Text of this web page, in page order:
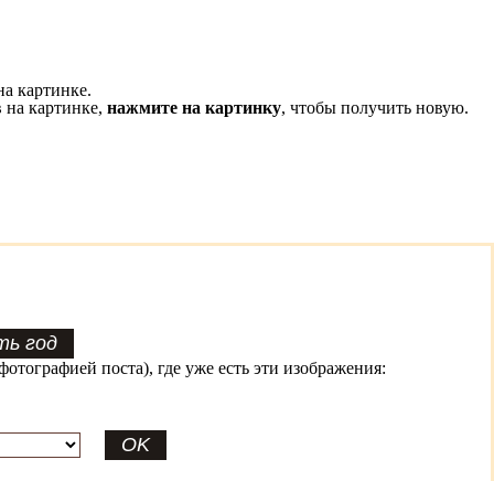
картинке.
картинке, нажмите на картинку, чтобы получить новую.
поста), где уже есть эти изображения: